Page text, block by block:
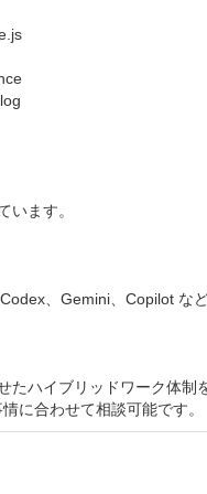
います。
、Gemini、Copilot など
ハイブリッドワーク体制
に合わせて相談可能です。